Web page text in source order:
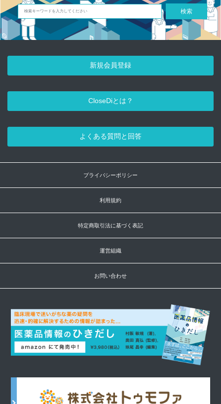
検索
新規会員登録
CloseDiとは？
よくある質問と回答
プライバシーポリシー
利用規約
特定商取引法に基づく表記
運営組織
お問い合わせ